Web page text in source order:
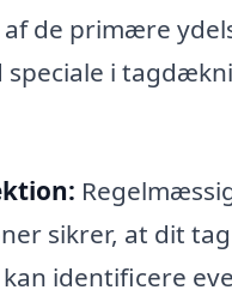
de primære
speciale i
sikrer, at dit
identificere